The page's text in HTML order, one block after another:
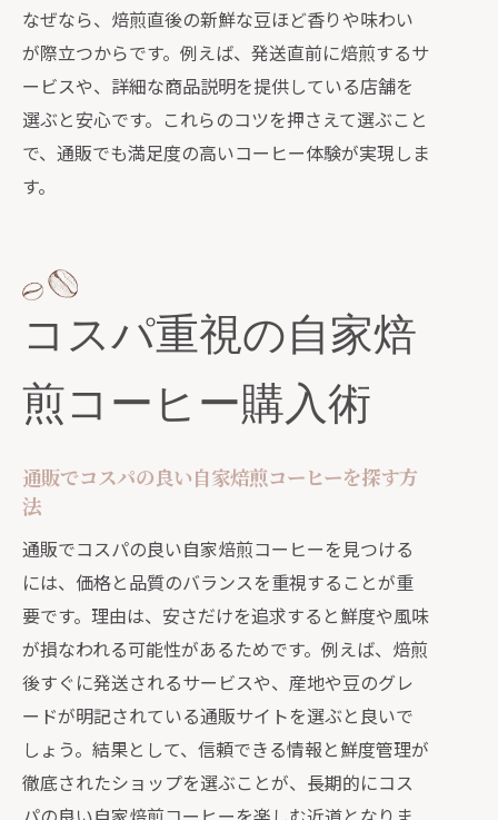
なぜなら、焙煎直後の新鮮な豆ほど香りや味わい
が際立つからです。例えば、発送直前に焙煎するサ
ービスや、詳細な商品説明を提供している店舗を
選ぶと安心です。これらのコツを押さえて選ぶこと
で、通販でも満足度の高いコーヒー体験が実現しま
す。
コスパ重視の自家焙
煎コーヒー購入術
通販でコスパの良い自家焙煎コーヒーを探す方
法
通販でコスパの良い自家焙煎コーヒーを見つける
には、価格と品質のバランスを重視することが重
要です。理由は、安さだけを追求すると鮮度や風味
が損なわれる可能性があるためです。例えば、焙煎
後すぐに発送されるサービスや、産地や豆のグレ
ードが明記されている通販サイトを選ぶと良いで
しょう。結果として、信頼できる情報と鮮度管理が
徹底されたショップを選ぶことが、長期的にコス